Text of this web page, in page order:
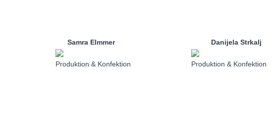
Samra Elmmer Danijela Strkalj
Produktion & Konfektion Produktion & Konfektion